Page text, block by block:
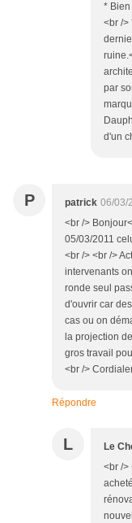
*
<br />
par
d'un
P patrick 06/03/
<br />
05/03/2011
<br /> <br />
intervenants
ronde seul
d'ouvrir car
cas ou on
la projection
gros travail
<br />
Répondre
L Le
<br /